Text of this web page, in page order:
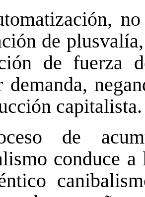
de
de fuerza
demanda,
capitalista.
de
conduce